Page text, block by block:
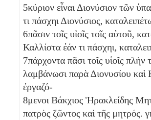
5κύριον εἶναι Διονύσιον τῶν
τι πάσχηι Διονύσιος,
6πᾶσιν τοῖς υἱοῖς τοῖς αὑτοῦ,
Καλλίστα ἐάν τι πάσχηι,
7πάρχοντα πᾶσι τοῖς υἱοῖς
λαμβάνωσι παρὰ Διονυσίου καὶ
ἐργαζό-
8μενοι Βάκχιος Ἡρακλείδης
πατρὸς ζῶντος καὶ τῆς μητρός.